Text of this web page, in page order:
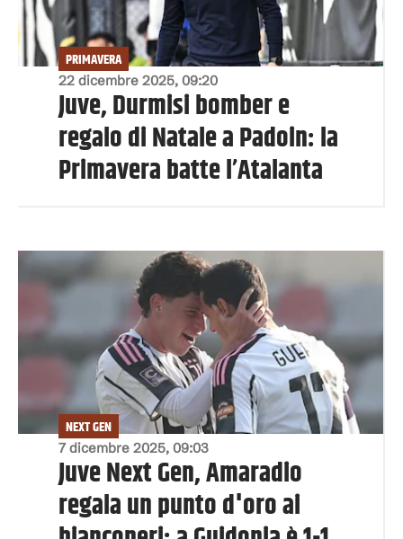
22 dicembre 2025, 09:20
PRIMAVERA
Juve, Durmisi bomber e
regalo di Natale a Padoin: la
Primavera batte l’Atalanta
7 dicembre 2025, 09:03
NEXT GEN
Juve Next Gen, Amaradio
regala un punto d'oro ai